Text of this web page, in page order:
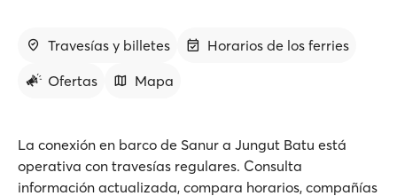
Travesías y billetes
Horarios de los ferries
Ofertas
Mapa
La conexión en barco de Sanur a Jungut Batu está
operativa con travesías regulares. Consulta
información actualizada, compara horarios, compañías